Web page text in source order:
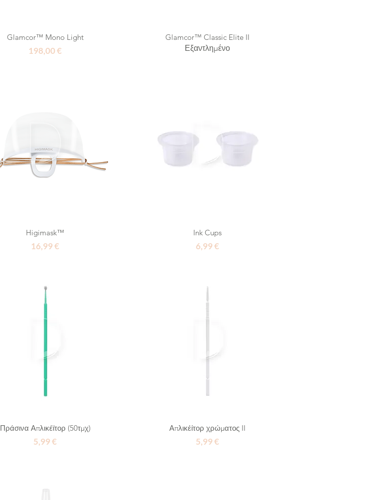
Glamcor™ Mono Light
Τιμή
198,00 €
Glamcor™ Classic Elite II
Εξαντλημένο
Higimask™
Τιμή
16,99 €
Ink Cups
Τιμή
6,99 €
Πράσινα Απλικέϊτορ (50τμχ)
Τιμή
5,99 €
Απλικέίτορ χρώματος II
Τιμή
5,99 €